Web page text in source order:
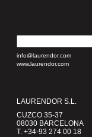
info@laurendor.com
www.laurendor.com
LAURENDOR S.L.
CUZCO 35-37
08030 BARCELONA
T. +34-93 274 00 18